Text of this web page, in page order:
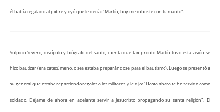
él había regalado al pobre y oyó que le decía: "Martín, hoy me cubriste con tu manto".
Sulpicio Severo, discípulo y biógrafo del santo, cuenta que tan pronto Martín tuvo esta visión se
hizo bautizar (era catecúmeno, o sea estaba preparándose para el bautismo). Luego se presentó a
su general que estaba repartiendo regalos a los militares y le dijo: "Hasta ahora te he servido como
soldado. Déjame de ahora en adelante servir a Jesucristo propagando su santa religión". El